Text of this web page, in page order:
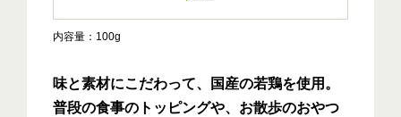
内容量 100g
味と素材にこだわって、国産の若鶏を使用。
普段の食事のトッピングや、お散歩のおやつ